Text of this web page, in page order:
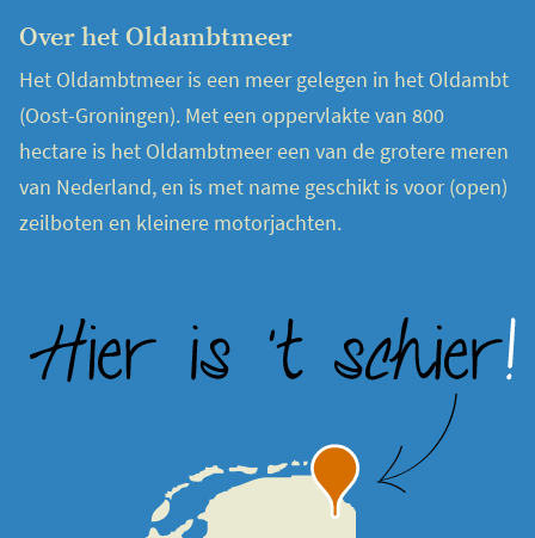
Over het Oldambtmeer
Het Oldambtmeer is een meer gelegen in het Oldambt
(Oost-Groningen). Met een oppervlakte van 800
hectare is het Oldambtmeer een van de grotere meren
van Nederland, en is met name geschikt is voor (open)
zeilboten en kleinere motorjachten.